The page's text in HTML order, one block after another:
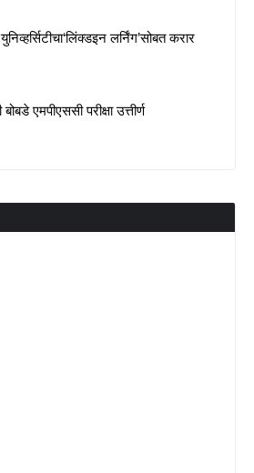
लर्निंग’सोबत करार
एमपीएससी परीक्षा उत्तीर्ण